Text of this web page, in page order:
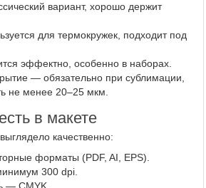
вариант, хорошо держит
для термокружек, подходит под
эффектно, особенно в наборах.
— обязательно при сублимации,
не менее 20–25 мкм.
в макете
качественно:
форматы (PDF, AI, EPS).
300 dpi.